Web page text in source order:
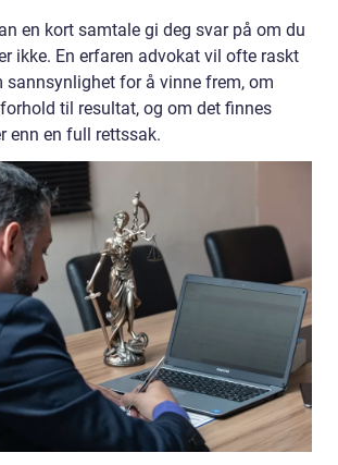
en kort samtale gi deg svar på om du
ikke. En erfaren advokat vil ofte raskt
sannsynlighet for å vinne frem, om
til resultat, og om det finnes
enn en full rettssak.